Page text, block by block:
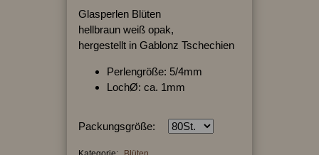
Glasperlen Blüten
hellbraun weiß opak,
hergestellt in Gablonz Tschechien
Perlengröße: 5/4mm
LochØ: ca. 1mm
Packungsgröße: